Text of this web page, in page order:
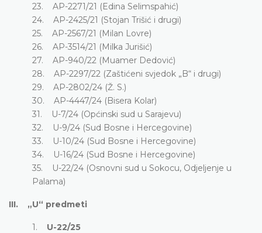
23. AP-2271/21 (Edina Selimspahić)
24. AP-2425/21 (Stojan Trišić i drugi)
25. AP-2567/21 (Milan Lovre)
26. AP-3514/21 (Milka Jurišić)
27. AP-940/22 (Muamer Dedović)
28. AP-2297/22 (Zaštićeni svjedok „B“ i drugi)
29. AP-2802/24 (Ž. S.)
30. AP-4447/24 (Bisera Kolar)
31. U-7/24 (Općinski sud u Sarajevu)
32. U-9/24 (Sud Bosne i Hercegovine)
33. U-10/24 (Sud Bosne i Hercegovine)
34. U-16/24 (Sud Bosne i Hercegovine)
35. U-22/24 (Osnovni sud u Sokocu, Odjeljenje u
Palama)
III. „U“ predmeti
1. U-22/25